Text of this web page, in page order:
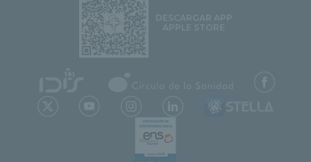
DESCARGAR APP
APPLE STORE